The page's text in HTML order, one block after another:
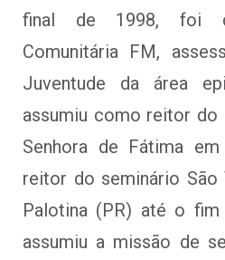
final de 1998, foi
Comunitária FM,
Juventude da área
assumiu como reitor do
Senhora de Fátima
reitor do seminário
Palotina (PR) até o fim
assumiu a missão de